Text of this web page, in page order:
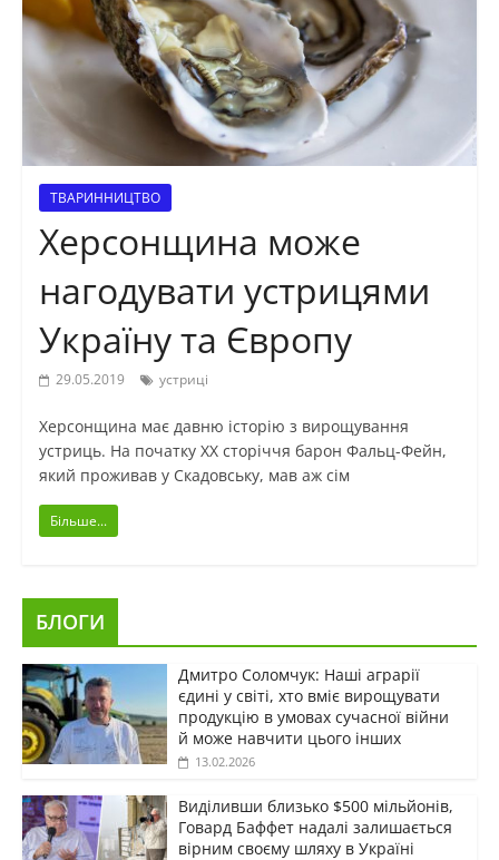
ТВАРИННИЦТВО
Херсонщина може
нагодувати устрицями
Україну та Європу
29.05.2019 устриці
Херсонщина має давню історію з вирощування
устриць. На початку ХХ сторіччя барон Фальц-Фейн,
який проживав у Скадовську, мав аж сім
Більше...
БЛОГИ
Дмитро Соломчук: Наші аграрії
єдині у світі, хто вміє вирощувати
продукцію в умовах сучасної війни
й може навчити цього інших
13.02.2026
Виділивши близько $500 мільйонів,
Говард Баффет надалі залишається
вірним своєму шляху в Україні